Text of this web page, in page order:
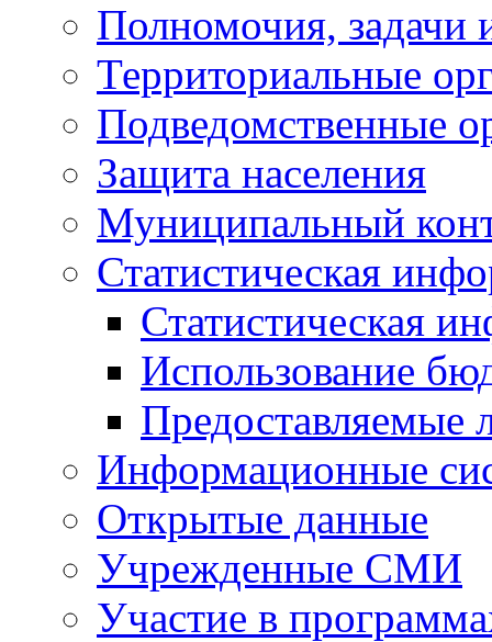
Полномочия, задачи
Территориальные
Подведомственные
Защита населения
Муниципальный
Статистическая
Статистическая
Использование
Предоставляемые
Информационные
Открытые данные
Учрежденные СМИ
Участие в